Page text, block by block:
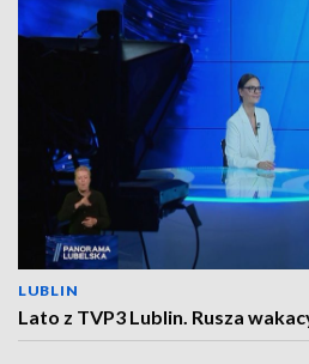
LUBLIN
Lato z TVP3 Lublin. Rusza